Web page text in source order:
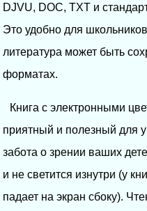
DJVU, DOC, TXT и
Это удобно для
литература может быть
форматах.
Книга с электронными
приятный и полезный для
забота о зрении ваших
и не светится изнутри (у
падает на экран сбоку).